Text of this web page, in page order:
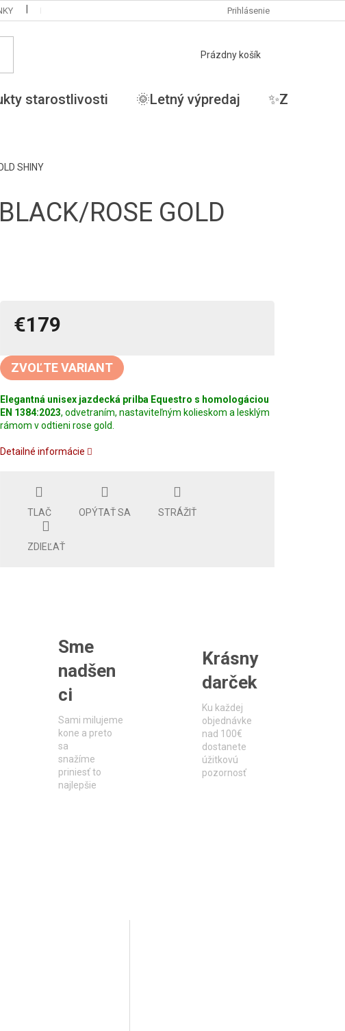
PODMIENKY OCHRANY OSOBNÝCH ÚDAJOV MOJA OBJEDNÁVKA
Prihlásenie
NÁKUPNÝ
Prázdny košík
starostlivosti 🌞Letný výpredaj ✨ZĽAVY✨
SHINY
ROSE GOLD
€179
cena:
ZVOĽTE VARIANT
Elegantná unisex jazdecká prilba Equestro s homologáciou
EN 1384:2023, odvetraním, nastaviteľným kolieskom a lesklým
rámom v odtieni rose gold.
Detailné informácie
TLAČ OPÝTAŤ SA STRÁŽIŤ
ZDIEĽAŤ
Sme
nadšen
ci
Sami milujeme
kone a preto
sa
snažíme
priniesť to
najlepšie
Krásny
darček
Ku každej
objednávke
nad 100€
dostanete
úžitkovú
pozornosť